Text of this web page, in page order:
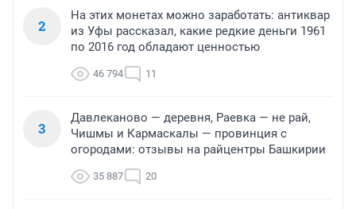
2
На этих монетах можно заработать: антиквар
из Уфы рассказал, какие редкие деньги 1961
по 2016 год обладают ценностью
46 794 11
3
Давлеканово — деревня, Раевка — не рай,
Чишмы и Кармаскалы — провинция с
огородами: отзывы на райцентры Башкирии
35 887 20